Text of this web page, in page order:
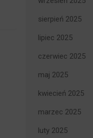
sierpień 2025
lipiec 2025
czerwiec 2025
maj 2025
kwiecień 2025
marzec 2025
luty 2025